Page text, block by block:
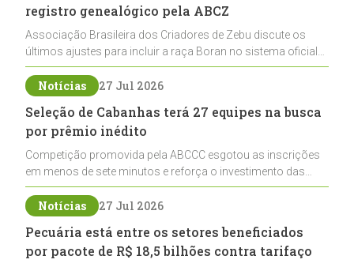
registro genealógico pela ABCZ
Associação Brasileira dos Criadores de Zebu discute os
últimos ajustes para incluir a raça Boran no sistema oficial
de registros, abrindo caminho para sua expansão na
pecuária nacional
Notícias 27 Jul 2026
Seleção de Cabanhas terá 27 equipes na busca
por prêmio inédito
Competição promovida pela ABCCC esgotou as inscrições
em menos de sete minutos e reforça o investimento das
cabanhas na seleção genética de Cavalos Crioulos voltados
ao laço
Notícias 27 Jul 2026
Pecuária está entre os setores beneficiados
por pacote de R$ 18,5 bilhões contra tarifaço